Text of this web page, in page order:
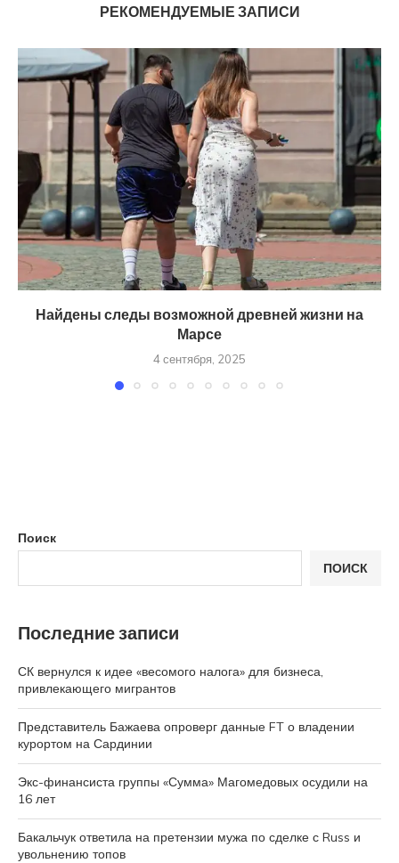
РЕКОМЕНДУЕМЫЕ ЗАПИСИ
Найдены следы возможной древней жизни на
Марсе
4 сентября, 2025
Поиск
ПОИСК
Последние записи
СК вернулся к идее «весомого налога» для бизнеса,
привлекающего мигрантов
Представитель Бажаева опроверг данные FT о владении
курортом на Сардинии
Экс-финансиста группы «Сумма» Магомедовых осудили на
16 лет
Бакальчук ответила на претензии мужа по сделке с Russ и
увольнению топов